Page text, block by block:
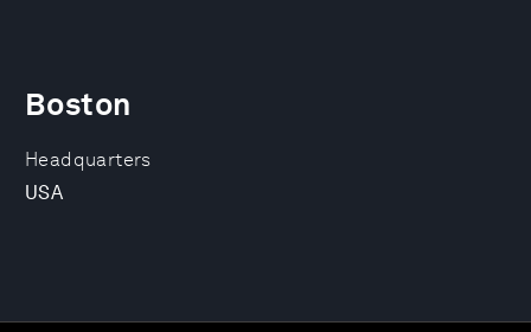
Headquarters
USA
Boston